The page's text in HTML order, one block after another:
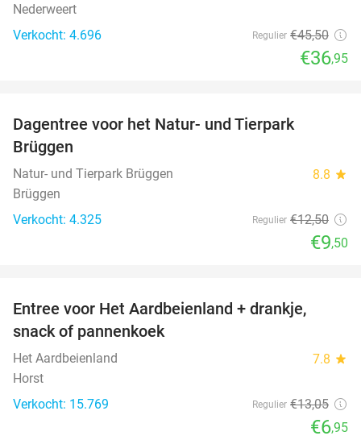
Nederweert
Verkocht: 4.696
Regulier €45,50
€36,95
Dagentree voor het Natur- und Tierpark
Brüggen
Natur- und Tierpark Brüggen 8.8 star
Brüggen
Verkocht: 4.325
Regulier €12,50
€9,50
Entree voor Het Aardbeienland + drankje,
snack of pannenkoek
Het Aardbeienland 7.8 star
Horst
Verkocht: 15.769
Regulier €13,05
€6,95